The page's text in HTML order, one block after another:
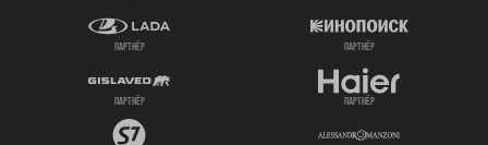
партнёр партнёр
партнёр партнёр